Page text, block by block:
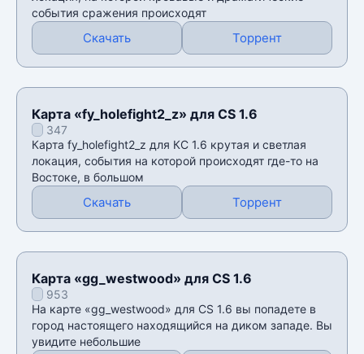
события сражения происходят
Скачать Торрент
Карта «fy_holefight2_z» для CS 1.6
347
Карта fy_holefight2_z для КС 1.6 крутая и светлая
локация, события на которой происходят где-то на
Востоке, в большом
Скачать Торрент
Карта «gg_westwood» для CS 1.6
953
На карте «gg_westwood» для CS 1.6 вы попадете в
город настоящего находящийся на диком западе. Вы
увидите небольшие